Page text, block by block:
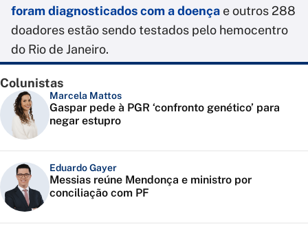
foram diagnosticados com a doença e outros 288
doadores estão sendo testados pelo hemocentro
do Rio de Janeiro.
Colunistas
Marcela Mattos
Gaspar pede à PGR ‘confronto genético’ para
negar estupro
Eduardo Gayer
Messias reúne Mendonça e ministro por
conciliação com PF